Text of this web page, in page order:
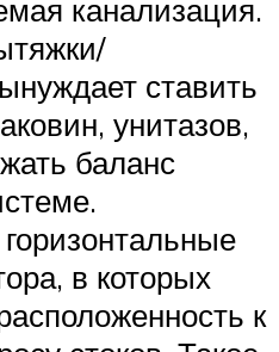
канализация.
ставить
унитазов,
баланс
в которых
к